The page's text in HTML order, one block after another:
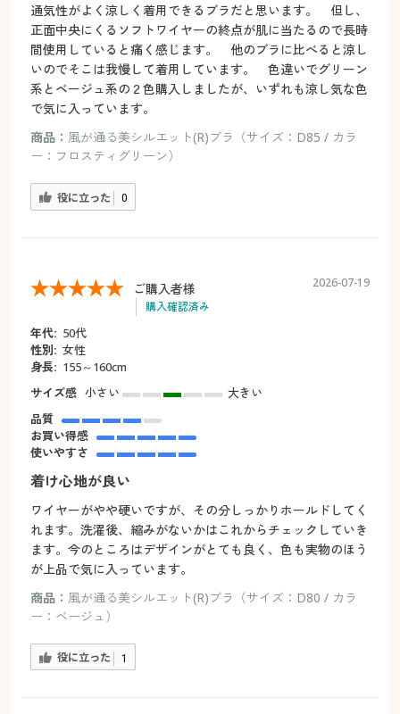
通気性がよく涼しく着用できるブラだと思います。 但し、
正面中央にくるソフトワイヤーの終点が肌に当たるので長時
間使用していると痛く感じます。 他のブラに比べると涼し
いのでそこは我慢して着用しています。 色違いでグリーン
系とベージュ系の２色購入しましたが、いずれも涼し気な色
で気に入っています。
商品： 風が通る美シルエット(R)ブラ（サイズ：D85 / カラ
ー：フロスティグリーン）
役に立った 0
ご購入者様
購入確認済み
2026-07-19
年代: 50代
性別: 女性
身長: 155～160cm
サイズ感 小さい
大きい
品質
お買い得感
使いやすさ
着け心地が良い
ワイヤーがやや硬いですが、その分しっかりホールドしてく
れます。洗濯後、縮みがないかはこれからチェックしていき
ます。今のところはデザインがとても良く、色も実物のほう
が上品で気に入っています。
商品： 風が通る美シルエット(R)ブラ（サイズ：D80 / カラ
ー：ベージュ）
役に立った 1